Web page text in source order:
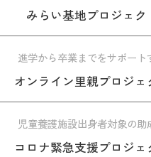
みらい基地プロジェク
進学から卒業までをサポート
オンライン里親プロジェ
児童養護施設出身者対象の助
コロナ緊急支援プロジェ